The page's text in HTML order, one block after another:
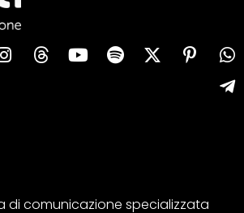
di comunicazione specializzata